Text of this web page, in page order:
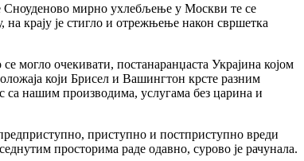
Сноуденово мирно ухлебљење у Москви те се
крају је стигло и отрежњење након свршетка
очекивати, постанаранџаста Украјина којом
који Брисел и Вашингтон крсте разним
нашим производима, услугама без царина и
приступно и постприступно вреди
просторима раде одавно, сурово је рачунала.